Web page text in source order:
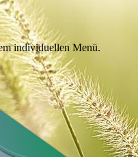
individuellen Menü.